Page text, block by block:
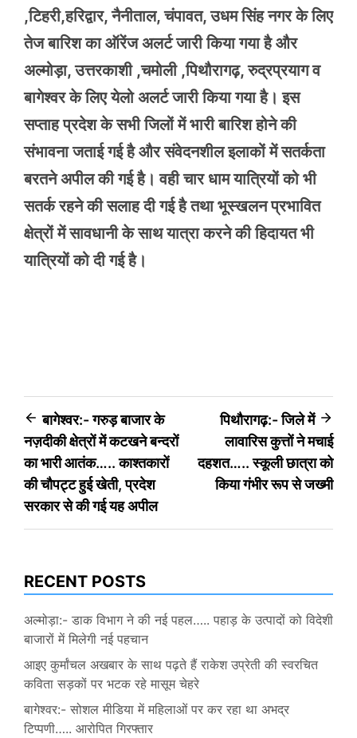
,टिहरी,हरिद्वार, नैनीताल, चंपावत, उधम सिंह नगर के लिए
तेज बारिश का ऑरेंज अलर्ट जारी किया गया है और
अल्मोड़ा, उत्तरकाशी ,चमोली ,पिथौरागढ़, रुद्रप्रयाग व
बागेश्वर के लिए येलो अलर्ट जारी किया गया है। इस
सप्ताह प्रदेश के सभी जिलों में भारी बारिश होने की
संभावना जताई गई है और संवेदनशील इलाकों में सतर्कता
बरतने अपील की गई है। वही चार धाम यात्रियों को भी
सतर्क रहने की सलाह दी गई है तथा भूस्खलन प्रभावित
क्षेत्रों में सावधानी के साथ यात्रा करने की हिदायत भी
यात्रियों को दी गई है।
Post
navigation
बागेश्वर:- गरुड़ बाजार के
नज़दीकी क्षेत्रों में कटखने बन्दरों
का भारी आतंक….. काश्तकारों
की चौपट्ट हुई खेती, प्रदेश
सरकार से की गई यह अपील
पिथौरागढ़:- जिले में
लावारिस कुत्तों ने मचाई
दहशत….. स्कूली छात्रा को
किया गंभीर रूप से जख्मी
RECENT POSTS
अल्मोड़ा:- डाक विभाग ने की नई पहल….. पहाड़ के उत्पादों को विदेशी
बाजारों में मिलेगी नई पहचान
आइए कुर्मांचल अखबार के साथ पढ़ते हैं राकेश उप्रेती की स्वरचित
कविता सड़कों पर भटक रहे मासूम चेहरे
बागेश्वर:- सोशल मीडिया में महिलाओं पर कर रहा था अभद्र
टिप्पणी….. आरोपित गिरफ्तार